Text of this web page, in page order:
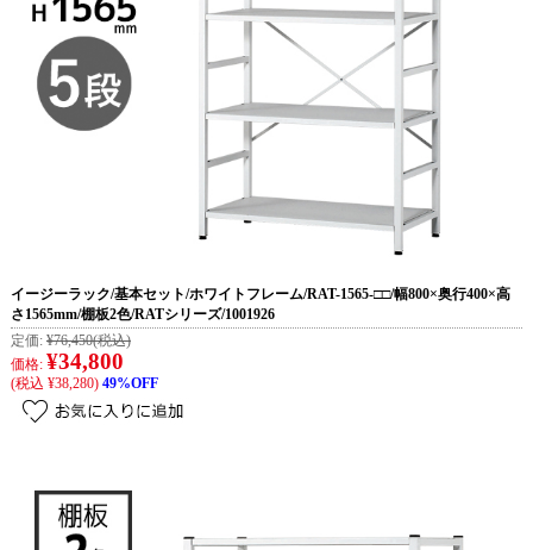
イージーラック/基本セット/ホワイトフレーム/RAT-1565-□□/幅800×奥行400×高
さ1565mm/棚板2色/RATシリーズ/1001926
定価: ¥76,450(税込)
価格: ¥34,800
(税込 ¥38,280) 49%OFF